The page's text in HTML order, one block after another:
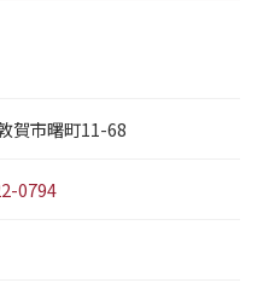
賀市曙町11-68
0794